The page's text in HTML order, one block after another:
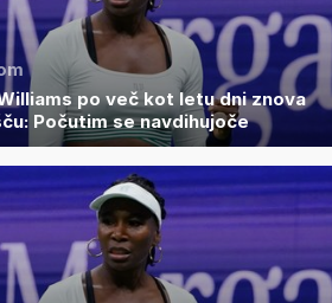
po več kot letu dni znova
Počutim se navdihujoče